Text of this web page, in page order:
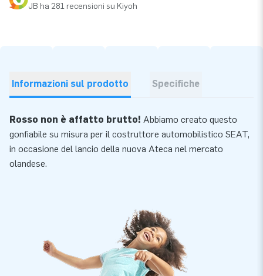
JB ha 281 recensioni su Kiyoh
Informazioni sul prodotto Specifiche
Rosso non è affatto brutto! Abbiamo creato questo
gonfiabile su misura per il costruttore automobilistico SEAT,
in occasione del lancio della nuova Ateca nel mercato
olandese.